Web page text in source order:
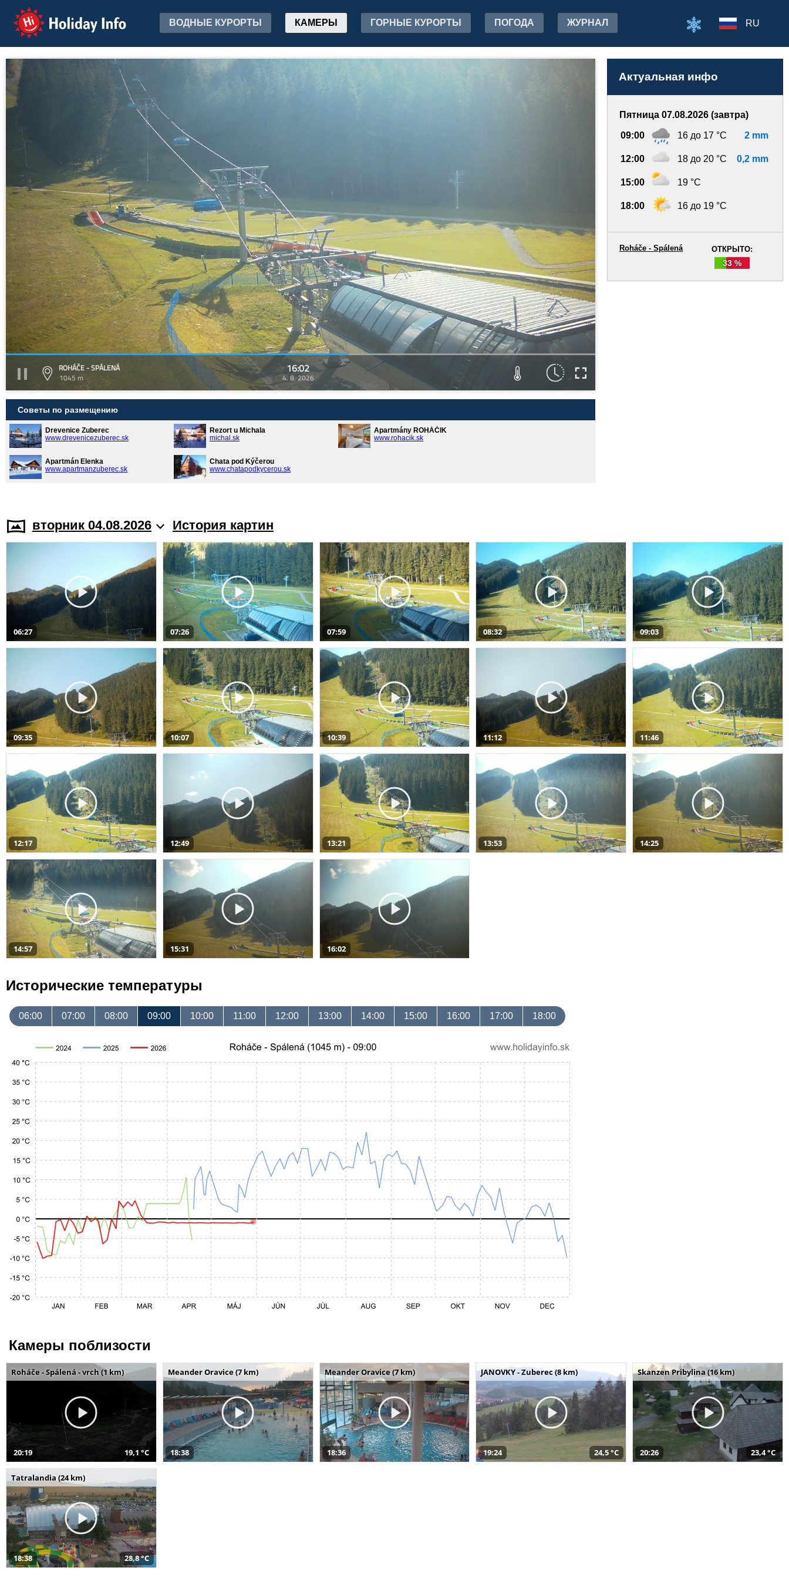
Holiday Info ВОДНЫЕ КУРОРТЫ КАМЕРЫ ГОРНЫЕ КУРОРТЫ ПОГОДА ЖУРНАЛ RU
ROHÁČE - SPÁLENÁ
1045 m
16:02
4. 8. 2026
Советы по размещению
Drevenice Zuberec
www.drevenicezuberec.sk
Rezort u Michala
michal.sk
Apartmány ROHÁČIK
www.rohacik.sk
Apartmán Elenka
www.apartmanzuberec.sk
Chata pod Kýčerou
www.chatapodkycerou.sk
Актуальная инфо
Пятница 07.08.2026 (завтра)
09:00 16 до 17 °C 2 mm
12:00 18 до 20 °C 0,2 mm
15:00 19 °C
18:00 16 до 19 °C
ОТКРЫТО:
33 %
Roháče - Spálená
вторник 04.08.2026 История картин
06:27 07:26 07:59 08:32 09:03
09:35 10:07 10:39 11:12 11:46
12:17 12:49 13:21 13:53 14:25
14:57 15:31 16:02
Исторические температуры
06:00 07:00 08:00 09:00 10:00 11:00 12:00 13:00 14:00 15:00 16:00 17:00 18:00
Камеры поблизости
Roháče - Spálená - vrch (1 km)
20:19 19,1 °C
Meander Oravice (7 km)
18:38
Meander Oravice (7 km)
18:36
JANOVKY - Zuberec (8 km)
19:24 24,5 °C
Skanzen Pribylina (16 km)
20:26 23,4 °C
Tatralandia (24 km)
18:38 28,8 °C